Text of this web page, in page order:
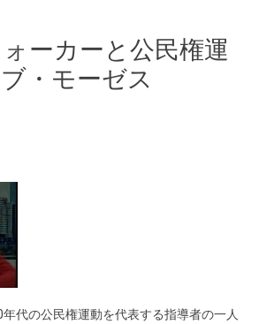
ーカーと公民権運
・モーゼス
代の公民権運動を代表する指導者の一人